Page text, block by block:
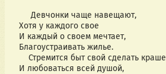
Девчонки чаще навещают,
Хотя у каждого свое
И каждый о своем мечтает,
Благоустраивать жилье.
Стремится быт свой сделать краше
И любоваться всей душой,